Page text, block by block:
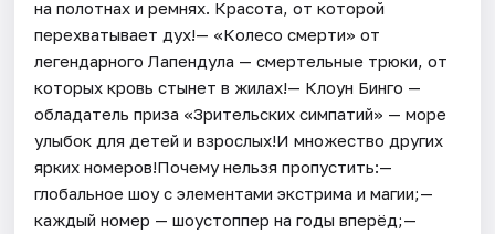
на полотнах и ремнях. Красота, от которой
перехватывает дух!— «Колесо смерти» от
легендарного Лапендула — смертельные трюки, от
которых кровь стынет в жилах!— Клоун Бинго —
обладатель приза «Зрительских симпатий» — море
улыбок для детей и взрослых!И множество других
ярких номеров!Почему нельзя пропустить:—
глобальное шоу с элементами экстрима и магии;—
каждый номер — шоустоппер на годы вперёд;—